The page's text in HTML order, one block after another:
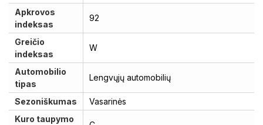
Apkrovos
indeksas
92
Greičio
indeksas
W
Automobilio
tipas
Lengvųjų automobilių
Sezoniškumas
Vasarinės
Kuro taupymo